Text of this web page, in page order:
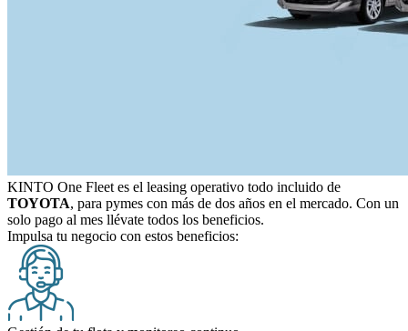
KINTO One Fleet es el leasing operativo todo incluido de
TOYOTA, para pymes con más de dos años en el mercado. Con un
solo pago al mes llévate todos los beneficios.
Impulsa tu negocio con estos beneficios: